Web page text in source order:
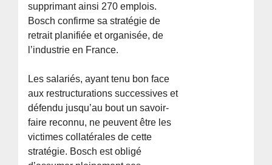
supprimant ainsi 270 emplois.
Bosch confirme sa stratégie de
retrait planifiée et organisée, de
l’industrie en France.
Les salariés, ayant tenu bon face
aux restructurations successives et
défendu jusqu’au bout un savoir-
faire reconnu, ne peuvent être les
victimes collatérales de cette
stratégie. Bosch est obligé